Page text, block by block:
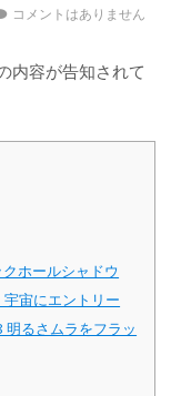
コメントはありません
内容が告知されて
ホールシャドウ
宙にエントリー
るさムラをフラッ